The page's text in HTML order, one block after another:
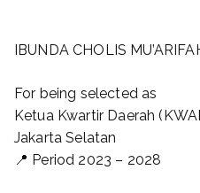
IBUNDA CHOLIS
For being selected as
Ketua Kwartir Daerah
Jakarta Selatan
📍 Period 2023 – 2028